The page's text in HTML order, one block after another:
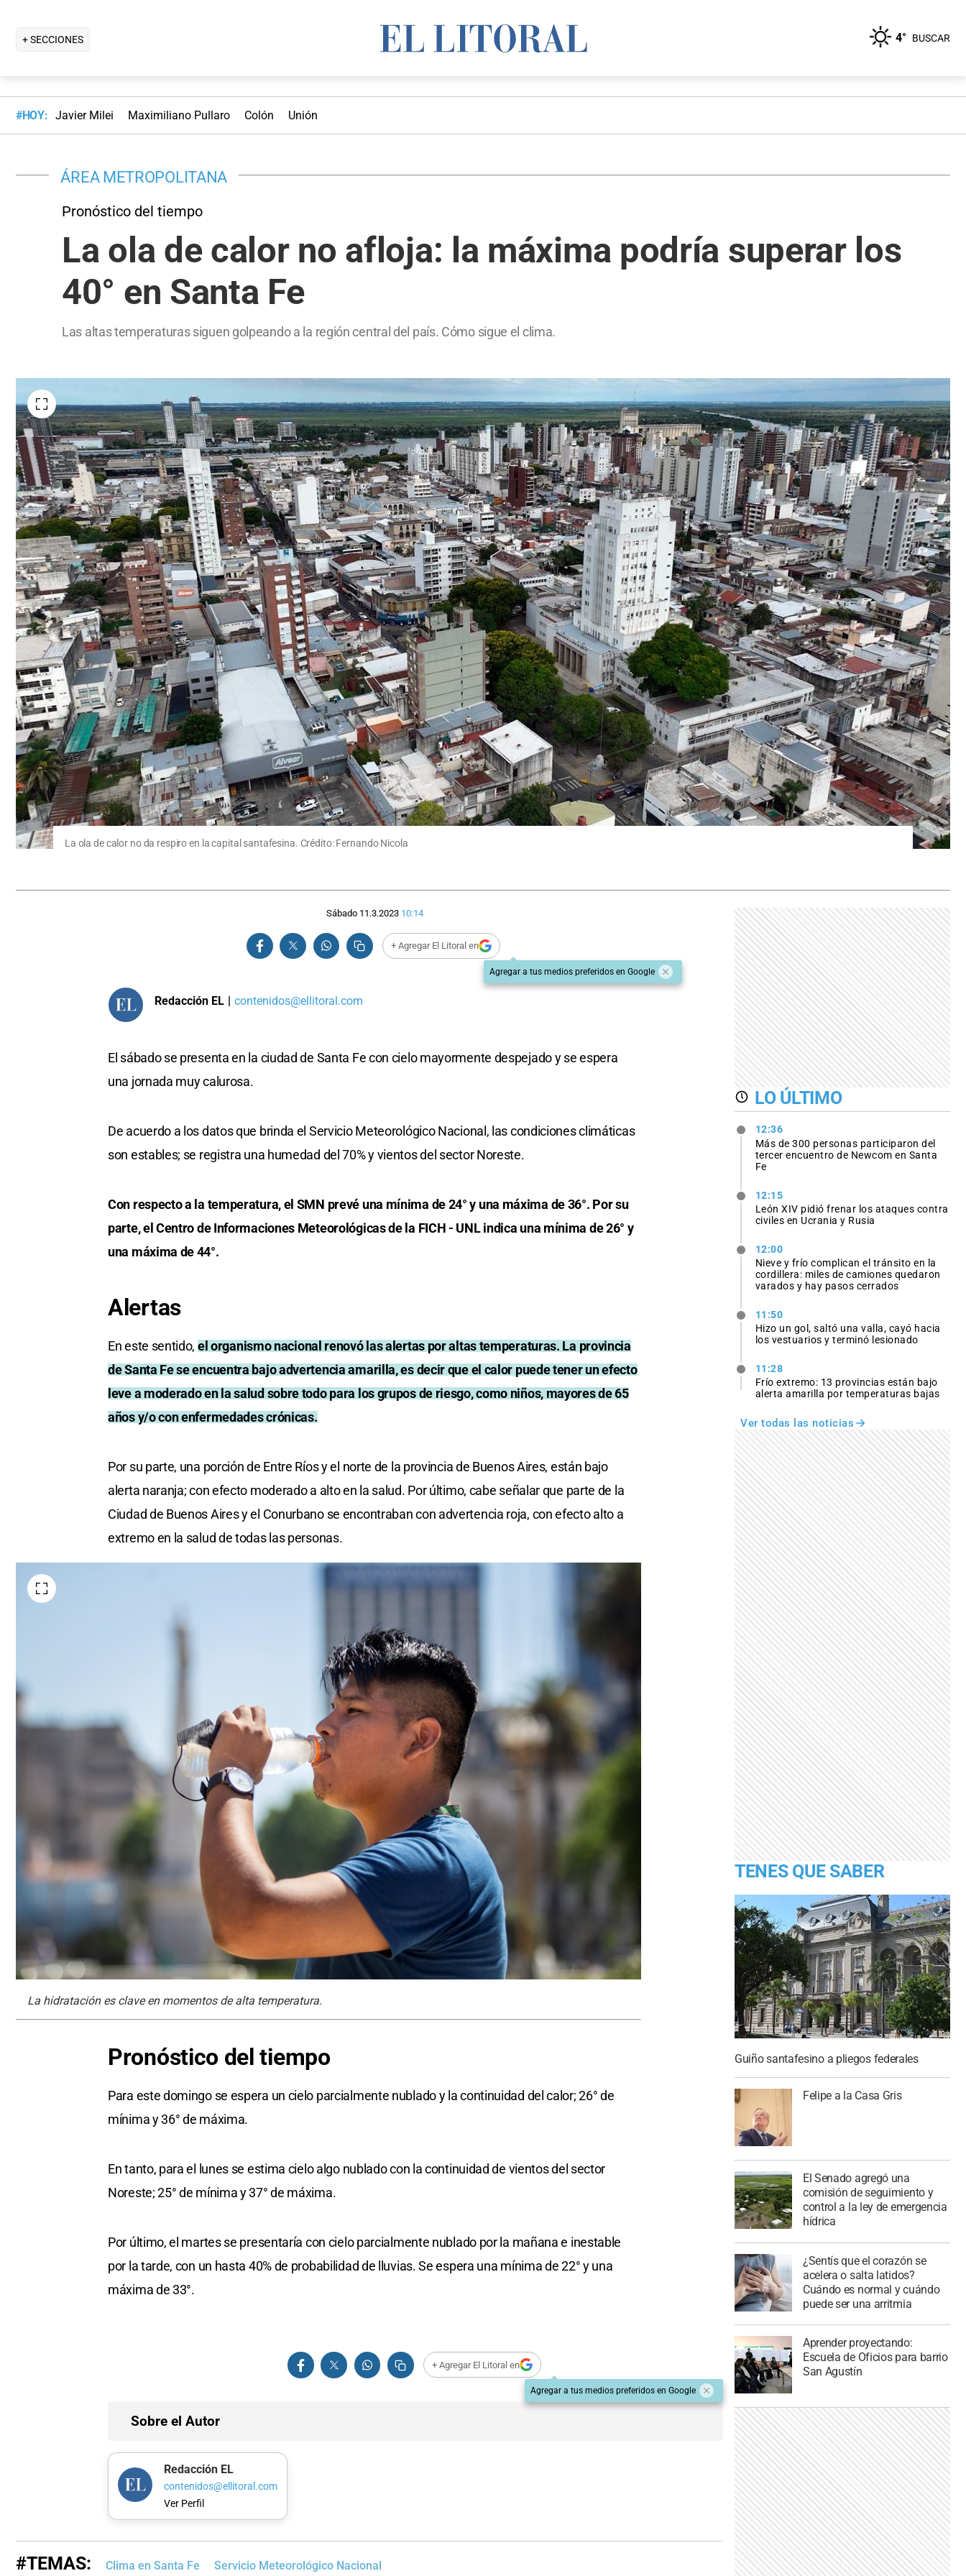
+ SECCIONES 4° BUSCAR
#HOY: Javier Milei Maximiliano Pullaro Colón Unión
ÁREA METROPOLITANA
Pronóstico del tiempo
La ola de calor no afloja: la máxima podría superar los
40° en Santa Fe
Las altas temperaturas siguen golpeando a la región central del país. Cómo sigue el clima.
La ola de calor no da respiro en la capital santafesina. Crédito: Fernando Nicola
Sábado 11.3.2023 10:14
+ Agregar El Litoral en
Agregar a tus medios preferidos en Google
Redacción EL | contenidos@ellitoral.com
El sábado se presenta en la ciudad de Santa Fe con cielo mayormente despejado y se espera
una jornada muy calurosa.
De acuerdo a los datos que brinda el Servicio Meteorológico Nacional, las condiciones climáticas
son estables; se registra una humedad del 70% y vientos del sector Noreste.
Con respecto a la temperatura, el SMN prevé una mínima de 24° y una máxima de 36°. Por su
parte, el Centro de Informaciones Meteorológicas de la FICH - UNL indica una mínima de 26° y
una máxima de 44°.
Alertas
En este sentido, el organismo nacional renovó las alertas por altas temperaturas. La provincia
de Santa Fe se encuentra bajo advertencia amarilla, es decir que el calor puede tener un efecto
leve a moderado en la salud sobre todo para los grupos de riesgo, como niños, mayores de 65
años y/o con enfermedades crónicas.
Por su parte, una porción de Entre Ríos y el norte de la provincia de Buenos Aires, están bajo
alerta naranja; con efecto moderado a alto en la salud. Por último, cabe señalar que parte de la
Ciudad de Buenos Aires y el Conurbano se encontraban con advertencia roja, con efecto alto a
extremo en la salud de todas las personas.
La hidratación es clave en momentos de alta temperatura.
Pronóstico del tiempo
Para este domingo se espera un cielo parcialmente nublado y la continuidad del calor; 26° de
mínima y 36° de máxima.
En tanto, para el lunes se estima cielo algo nublado con la continuidad de vientos del sector
Noreste; 25° de mínima y 37° de máxima.
Por último, el martes se presentaría con cielo parcialmente nublado por la mañana e inestable
por la tarde, con un hasta 40% de probabilidad de lluvias. Se espera una mínima de 22° y una
máxima de 33°.
+ Agregar El Litoral en
Agregar a tus medios preferidos en Google
Sobre el Autor
Redacción EL
contenidos@ellitoral.com
Ver Perfil
#TEMAS: Clima en Santa Fe Servicio Meteorológico Nacional
LO ÚLTIMO
12:36
Más de 300 personas participaron del
tercer encuentro de Newcom en Santa
Fe
12:15
León XIV pidió frenar los ataques contra
civiles en Ucrania y Rusia
12:00
Nieve y frío complican el tránsito en la
cordillera: miles de camiones quedaron
varados y hay pasos cerrados
11:50
Hizo un gol, saltó una valla, cayó hacia
los vestuarios y terminó lesionado
11:28
Frío extremo: 13 provincias están bajo
alerta amarilla por temperaturas bajas
Ver todas las noticias
TENES QUE SABER
Guiño santafesino a pliegos federales
Felipe a la Casa Gris
El Senado agregó una
comisión de seguimiento y
control a la ley de emergencia
hídrica
¿Sentís que el corazón se
acelera o salta latidos?
Cuándo es normal y cuándo
puede ser una arritmia
Aprender proyectando:
Escuela de Oficios para barrio
San Agustín